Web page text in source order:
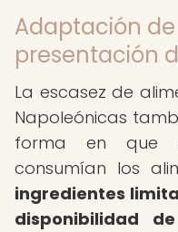
Adaptación
presentación
La escasez de
Napoleónicas
forma en que
consumían los
ingredientes
disponibilidad